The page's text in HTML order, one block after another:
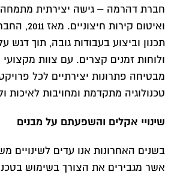
חברת דהרמה – גישה יצירתית מתמחה
ואיטום
תכנון וביצוע בעבודות גובה, תוך דגש
ולוחות זמנים קצרים. עם צוות מקצועי
מבטיחה פתרונות יצירתיים לכל
טכנולוגיה מתקדמת ומחויבות לאיכות
שינויי אקלים והשפעתם על מבנים
בשנים האחרונות אנו עדים לשינויים
אשר מגבירים את הצורך בשימוש